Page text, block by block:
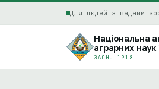
Для людей з вадами
Національна
аграрних наук
ЗАСН. 1918